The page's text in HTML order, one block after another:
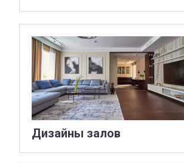
Дизайны залов